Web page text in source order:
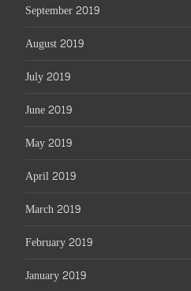
September 2019
August 2019
July 2019
June 2019
May 2019
April 2019
March 2019
February 2019
January 2019